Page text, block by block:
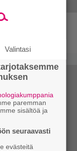
–
Valintasi
paremman
sisältöä ja
seuraavasti
evästeitä